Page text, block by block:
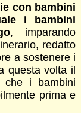
con bambini
i bambini
, imparando
redatto
a sostenere i
questa volta il
che i bambini
prima e